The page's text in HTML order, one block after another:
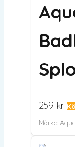
259 kr
Märke: